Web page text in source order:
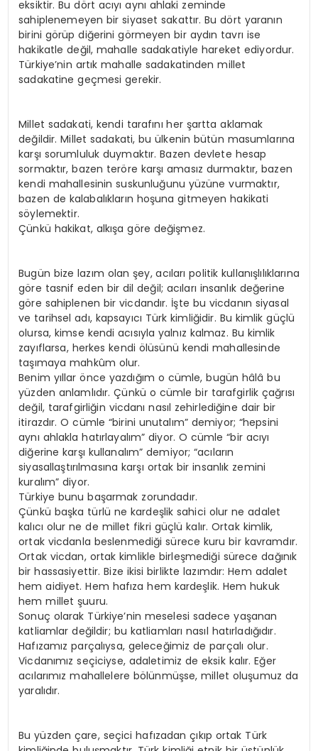
eksiktir. Bu dört acıyı aynı ahlaki zeminde
sahiplenemeyen bir siyaset sakattır. Bu dört yaranın
birini görüp diğerini görmeyen bir aydın tavrı ise
hakikatle değil, mahalle sadakatiyle hareket ediyordur.
Türkiye’nin artık mahalle sadakatinden millet
sadakatine geçmesi gerekir.
Millet sadakati, kendi tarafını her şartta aklamak
değildir. Millet sadakati, bu ülkenin bütün masumlarına
karşı sorumluluk duymaktır. Bazen devlete hesap
sormaktır, bazen teröre karşı amasız durmaktır, bazen
kendi mahallesinin suskunluğunu yüzüne vurmaktır,
bazen de kalabalıkların hoşuna gitmeyen hakikati
söylemektir.
Çünkü hakikat, alkışa göre değişmez.
Bugün bize lazım olan şey, acıları politik kullanışlılıklarına
göre tasnif eden bir dil değil; acıları insanlık değerine
göre sahiplenen bir vicdandır. İşte bu vicdanın siyasal
ve tarihsel adı, kapsayıcı Türk kimliğidir. Bu kimlik güçlü
olursa, kimse kendi acısıyla yalnız kalmaz. Bu kimlik
zayıflarsa, herkes kendi ölüsünü kendi mahallesinde
taşımaya mahkûm olur.
Benim yıllar önce yazdığım o cümle, bugün hâlâ bu
yüzden anlamlıdır. Çünkü o cümle bir tarafgirlik çağrısı
değil, tarafgirliğin vicdanı nasıl zehirlediğine dair bir
itirazdır. O cümle “birini unutalım” demiyor; “hepsini
aynı ahlakla hatırlayalım” diyor. O cümle “bir acıyı
diğerine karşı kullanalım” demiyor; “acıların
siyasallaştırılmasına karşı ortak bir insanlık zemini
kuralım” diyor.
Türkiye bunu başarmak zorundadır.
Çünkü başka türlü ne kardeşlik sahici olur ne adalet
kalıcı olur ne de millet fikri güçlü kalır. Ortak kimlik,
ortak vicdanla beslenmediği sürece kuru bir kavramdır.
Ortak vicdan, ortak kimlikle birleşmediği sürece dağınık
bir hassasiyettir. Bize ikisi birlikte lazımdır: Hem adalet
hem aidiyet. Hem hafıza hem kardeşlik. Hem hukuk
hem millet şuuru.
Sonuç olarak Türkiye’nin meselesi sadece yaşanan
katliamlar değildir; bu katliamları nasıl hatırladığıdır.
Hafızamız parçalıysa, geleceğimiz de parçalı olur.
Vicdanımız seçiciyse, adaletimiz de eksik kalır. Eğer
acılarımız mahallelere bölünmüşse, millet oluşumuz da
yaralıdır.
Bu yüzden çare, seçici hafızadan çıkıp ortak Türk